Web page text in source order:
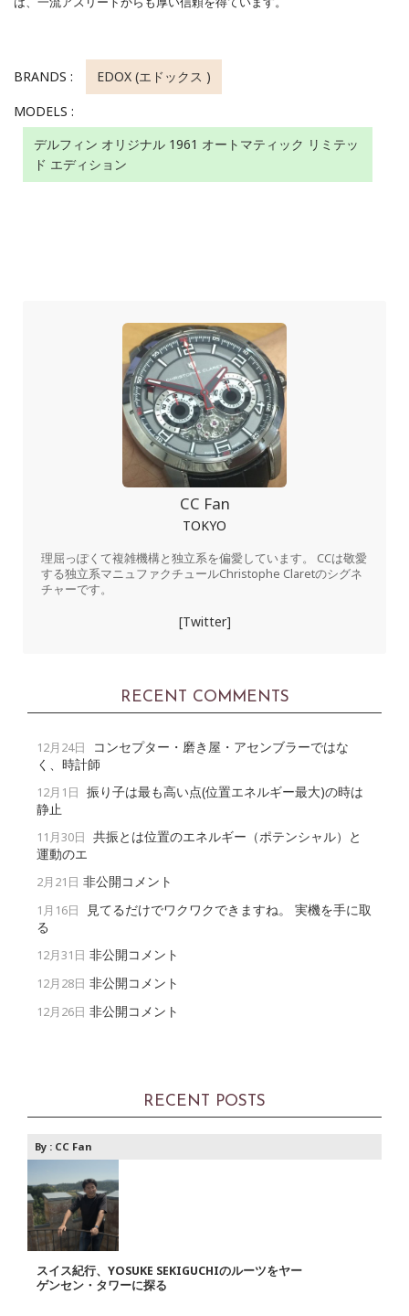
BRANDS :
EDOX (エドックス )
MODELS :
デルフィン オリジナル 1961 オートマティック リミテッ
ド エディション
CC Fan
TOKYO
理屈っぽくて複雑機構と独立系を偏愛しています。 CCは敬愛
する独立系マニュファクチュールChristophe Claretのシグネ
チャーです。
[Twitter]
RECENT COMMENTS
12月24日
コンセプター・磨き屋・アセンブラーではな
く、時計師
12月1日 振り子は最も高い点(位置エネルギー最大)の時は
静止
11月30日 共振とは位置のエネルギー（ポテンシャル）と
運動のエ
2月21日 非公開コメント
1月16日
見てるだけでワクワクできますね。 実機を手に取
る
12月31日 非公開コメント
12月28日 非公開コメント
12月26日 非公開コメント
RECENT POSTS
By : CC Fan
スイス紀行、YOSUKE SEKIGUCHIのルーツをヤー
ゲンセン・タワーに探る